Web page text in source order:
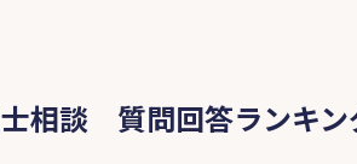
相談 質問回答ランキン